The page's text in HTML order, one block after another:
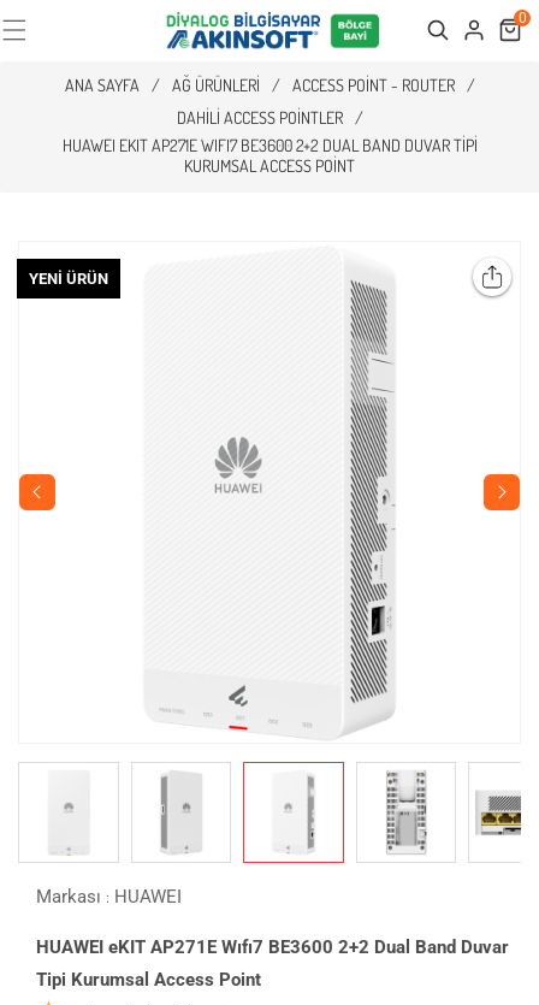
Search Cart
0
ANA SAYFA / AĞ ÜRÜNLERI / ACCESS POINT - ROUTER
/
DAHILI ACCESS POINTLER
/
HUAWEI EKIT AP271E WIFI7 BE3600 2+2 DUAL BAND DUVAR TIPI
KURUMSAL ACCESS POINT
YENI ÜRÜN
Markası : HUAWEI
HUAWEI eKIT AP271E Wıfı7 BE3600 2+2 Dual Band Duvar
Tipi Kurumsal Access Point